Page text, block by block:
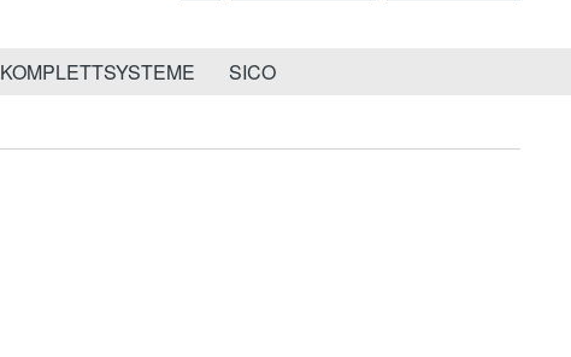
KOMPLETTSYSTEME SICO